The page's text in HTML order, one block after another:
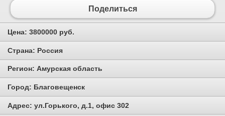
Поделиться
Цена: 3800000 руб.
Страна: Россия
Регион: Амурская область
Город: Благовещенск
Адрес: ул.Горького, д.1, офис 302